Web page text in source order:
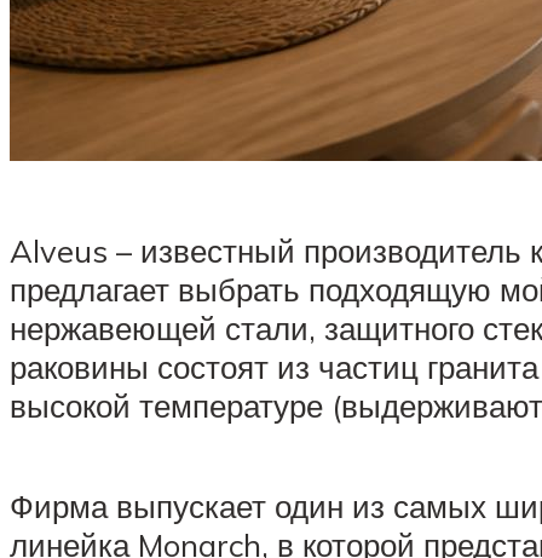
Alveus – известный
предлагает выбрать подходящую
нержавеющей стали, защитного
раковины состоят из частиц
высокой температуре
Фирма выпускает один из самых
линейка Monarch, в которой